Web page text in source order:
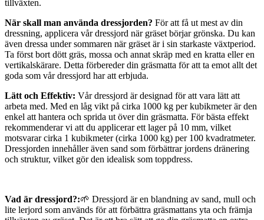
tillväxten.
När skall man använda dressjorden? För att få ut mest av din
dressning, applicera vår dressjord när gräset börjar grönska. Du kan
även dressa under sommaren när gräset är i sin starkaste växtperiod.
Ta först bort dött gräs, mossa och annat skräp med en kratta eller en
vertikalskärare. Detta förbereder din gräsmatta för att ta emot allt det
goda som vår dressjord har att erbjuda.
Lätt och Effektiv: Vår dressjord är designad för att vara lätt att
arbeta med. Med en låg vikt på cirka 1000 kg per kubikmeter är den
enkel att hantera och sprida ut över din gräsmatta. För bästa effekt
rekommenderar vi att du applicerar ett lager på 10 mm, vilket
motsvarar cirka 1 kubikmeter (cirka 1000 kg) per 100 kvadratmeter.
Dressjorden innehåller även sand som förbättrar jordens dränering
och struktur, vilket gör den idealisk som toppdress.
Vad är dressjord?:🌱 Dressjord är en blandning av sand, mull och
lite lerjord som används för att förbättra gräsmattans yta och främja